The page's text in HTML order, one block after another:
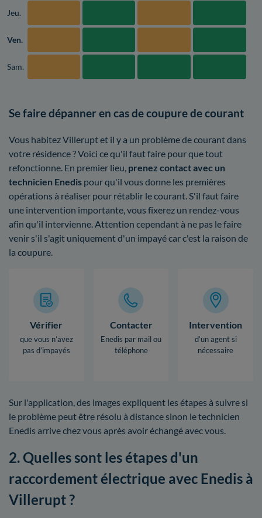
Jeu.
Ven.
Sam.
Se faire dépanner en cas de coupure de courant
Vous habitez Villerupt et il y a un problème de courant dans
votre résidence ? Voici ce qu'il faut faire pour que tout
refonctionne. En premier lieu, prenez contact avec un
technicien Enedis pour qu'il vous donne les premières
opérations à réaliser pour rétablir le courant. S'il faut faire
une intervention importante, vous fixerez un rendez-vous
afin qu'il intervienne. Attention cependant à ne pas le faire
venir s'il s'agit uniquement d'un impayé car c'est la raison de
la coupure.
Vérifier
que vous n’avez
pas d’impayés
Contacter
Enedis par mail ou
téléphone
Intervention
d’un agent si
nécessaire
Sur l'application, des images expliquent les étapes à suivre si
le problème peut être résolu à distance sinon le technicien
Enedis arrive chez vous après avoir échangé avec vous.
2. Quelles sont les étapes d'un
raccordement électrique avec Enedis à
Villerupt ?